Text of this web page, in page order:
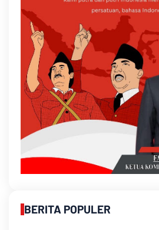
BERITA POPULER